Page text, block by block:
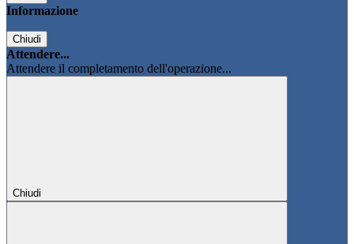
Informazione
Chiudi
Attendere...
Attendere il completamento dell'operazione...
Chiudi